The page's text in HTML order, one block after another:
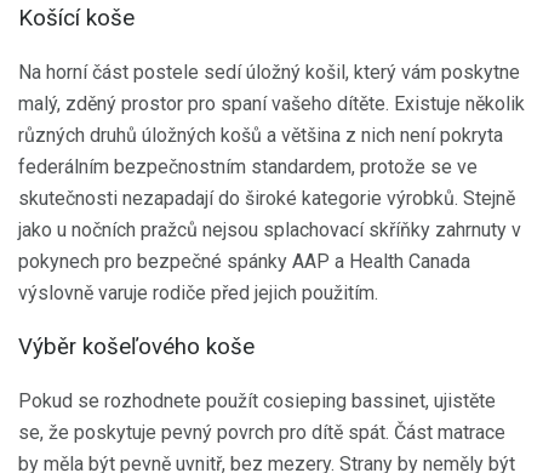
Košící koše
Na horní část postele sedí úložný košil, který vám poskytne
malý, zděný prostor pro spaní vašeho dítěte. Existuje několik
různých druhů úložných košů a většina z nich není pokryta
federálním bezpečnostním standardem, protože se ve
skutečnosti nezapadají do široké kategorie výrobků. Stejně
jako u nočních pražců nejsou splachovací skříňky zahrnuty v
pokynech pro bezpečné spánky AAP a Health Canada
výslovně varuje rodiče před jejich použitím.
Výběr košeľového koše
Pokud se rozhodnete použít cosieping bassinet, ujistěte
se, že poskytuje pevný povrch pro dítě spát. Část matrace
by měla být pevně uvnitř, bez mezery. Strany by neměly být